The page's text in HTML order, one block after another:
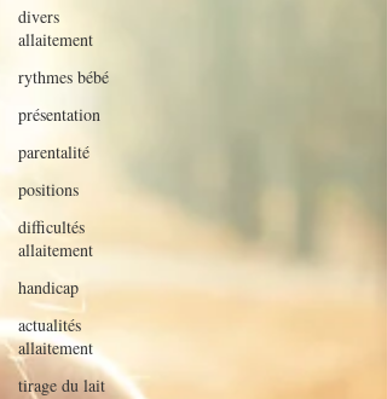
divers
allaitement
rythmes bébé
présentation
parentalité
positions
difficultés
allaitement
handicap
actualités
allaitement
tirage du lait